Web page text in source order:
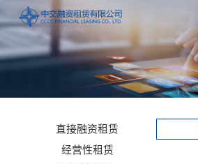
直接融资租赁
经营性租赁